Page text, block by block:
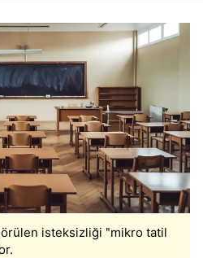
isteksizliği ʺmikro tatil